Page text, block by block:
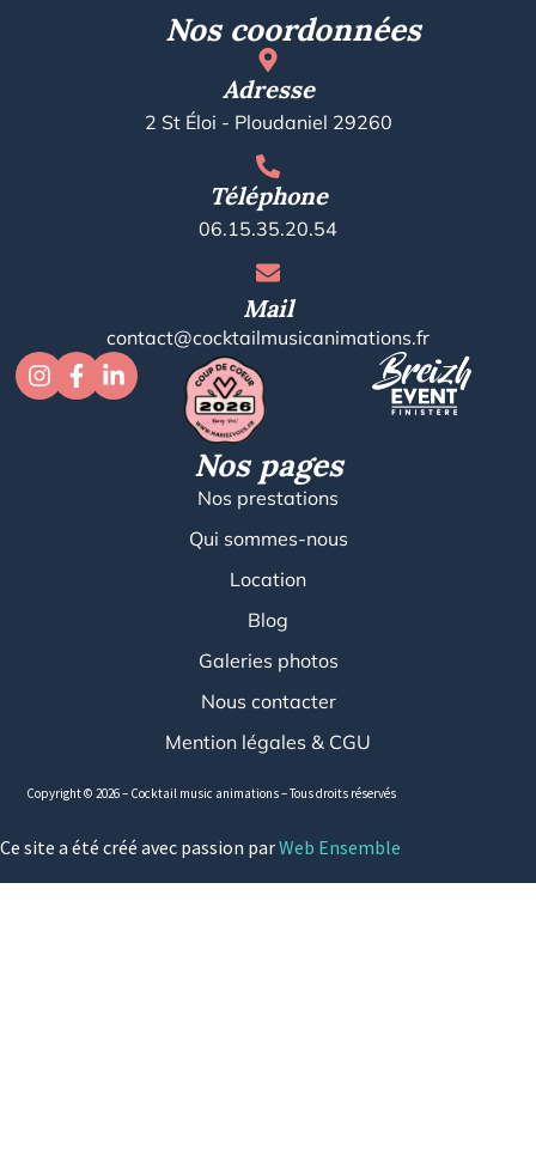
Nos coordonnées
Adresse
2 St Éloi - Ploudaniel 29260
Téléphone
06.15.35.20.54
Mail
contact@cocktailmusicanimations.fr
Nos pages
Nos prestations
Qui sommes-nous
Location
Blog
Galeries photos
Nous contacter
Mention légales & CGU
Copyright © 2026 – Cocktail music animations – Tous droits réservés
Ce site a été créé avec passion parWeb Ensemble